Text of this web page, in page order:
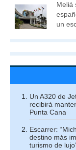
Meliá
un
Un A320 de
recibirá
Punta Cana
Escarrer:
destino más
turismo de